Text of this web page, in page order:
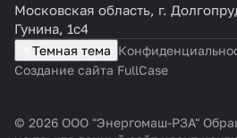
Московская область, г.
Гунина, 1с4
Темная тема
Создание сайта FullCase
© 2026 ООО "Энергомаш-РЗА"